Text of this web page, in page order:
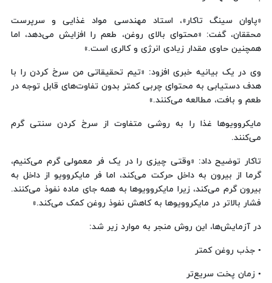
«پاوان سینگ تاکار»، استاد مهندسی مواد غذایی و سرپرست
محققان، گفت: «محتوای بالای روغن، طعم را افزایش می‌دهد، اما
همچنین حاوی مقدار زیادی انرژی و کالری است.»
وی در یک بیانیه خبری افزود: «تیم تحقیقاتی من سرخ کردن را با
هدف دستیابی به محتوای چربی کمتر بدون تفاوت‌های قابل توجه در
طعم و بافت، مطالعه می‌کنند.»
مایکروویوها غذا را به روشی متفاوت از سرخ کردن سنتی گرم
می‌کنند.
تاکار توضیح داد: «وقتی چیزی را در یک فر معمولی گرم می‌کنیم،
گرما از بیرون به داخل حرکت می‌کند، اما فر مایکروویو از داخل به
بیرون گرم می‌کند، زیرا مایکروویوها به همه جای ماده نفوذ می‌کنند.
فشار بالاتر در مایکروویوها به کاهش نفوذ روغن کمک می‌کند.»
در آزمایش‌ها، این روش منجر به موارد زیر شد:
• جذب روغن کمتر
• زمان پخت سریع‌تر